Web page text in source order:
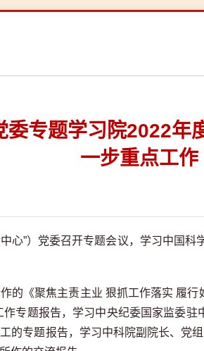
委专题学习院2022年
一步重点工作
心”）党委召开专题会议，学习中国
的《聚焦主责主业 狠抓工作落实 履行
专题报告，学习中央纪委国家监委
的专题报告，学习中科院副院长、党